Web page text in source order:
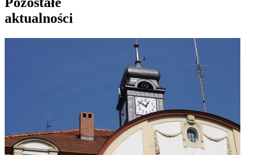
aktualności